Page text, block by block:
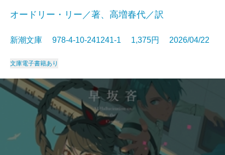
オードリー・リー／著、高増春代／訳
新潮文庫 978-4-10-241241-1 1,375円 2026/04/22
文庫電子書籍あり